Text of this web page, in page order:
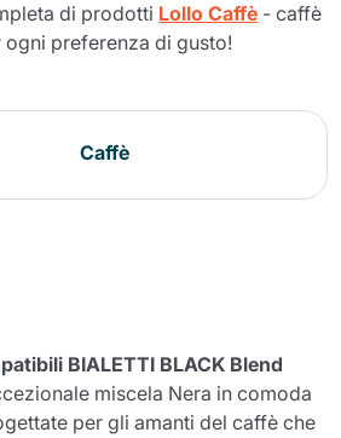
di prodotti Lollo Caffè - caffè
preferenza di gusto!
Caffè
BIALETTI BLACK Blend
miscela Nera in comoda
per gli amanti del caffè che